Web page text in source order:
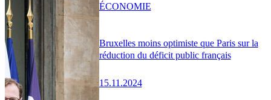
Bruxelles moins optimiste que Paris sur la
réduction du déficit public français
15.11.2024
ÉCONOMIE